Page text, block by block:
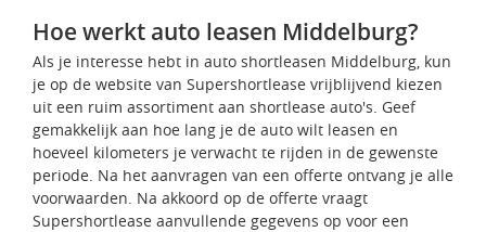
Hoe werkt auto leasen Middelburg?
Als je interesse hebt in auto shortleasen Middelburg, kun
je op de website van Supershortlease vrijblijvend kiezen
uit een ruim assortiment aan shortlease auto's. Geef
gemakkelijk aan hoe lang je de auto wilt leasen en
hoeveel kilometers je verwacht te rijden in de gewenste
periode. Na het aanvragen van een offerte ontvang je alle
voorwaarden. Na akkoord op de offerte vraagt
Supershortlease aanvullende gegevens op voor een